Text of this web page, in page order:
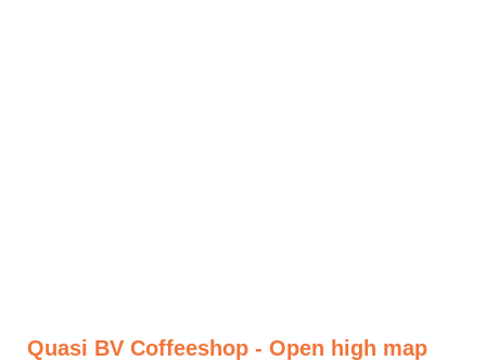
Quasi BV Coffeeshop - Open high map